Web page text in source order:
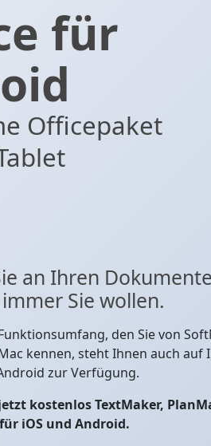
für
Officepaket
an Ihren
Sie wollen.
den Sie von
kennen, steht Ihnen auch auf
zur Verfügung.
kostenlos TextMaker,
iOS und Android.